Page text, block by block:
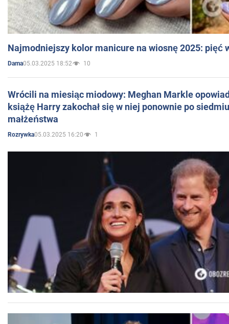
Najmodniejszy kolor manicure na wiosnę 2025: pięć
Dama05.03.2025 18:52 10
Wrócili na miesiąc miodowy: Meghan Markle
książę Harry zakochał się w niej ponownie po
małżeństwa
Rozrywka05.03.2025 16:20 1